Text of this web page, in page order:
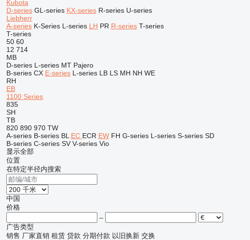
Kubota
D-series GL-series KX-series R-series U-series
Liebherr
A-series K-Series L-series LH PR R-series T-series
T-series
50 60
12 714
MB
D-series L-series MT Pajero
B-series CX E-series L-series LB LS MH NH WE
RH
EB
1100 Series
835
SH
TB
820 890 970 TW
A-series B-series BL EC ECR EW FH G-series L-series S-series SD
B-series C-series SV V-series Vio
显示全部
位置
在特定半径内搜索
中国
价格
–
广告类型
销售 厂家直销 租赁 贷款 分期付款 以旧换新 交换